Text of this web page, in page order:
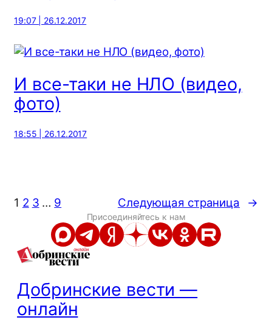
19:07 | 26.12.2017
И все-таки не НЛО (видео,
фото)
18:55 | 26.12.2017
1 2 3 … 9 Следующая страница →
Присоединяйтесь к нам
Добринские вести —
онлайн